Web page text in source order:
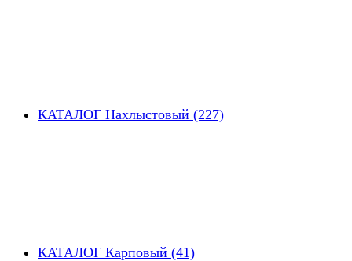
КАТАЛОГ Нахлыстовый (227)
КАТАЛОГ Карповый (41)